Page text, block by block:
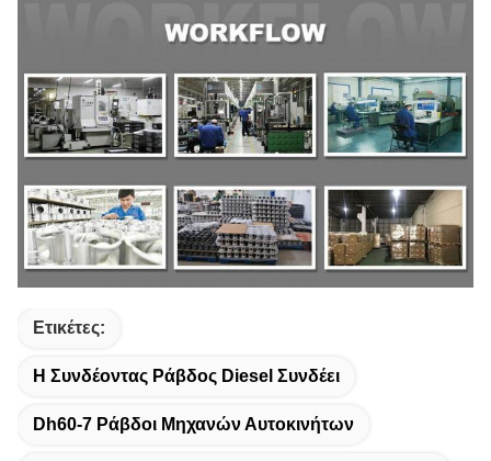
Ετικέτες:
Η Συνδέοντας Ράβδος Diesel Συνδέει
Dh60-7 Ράβδοι Μηχανών Αυτοκινήτων